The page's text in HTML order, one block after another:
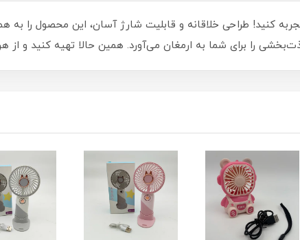
و سرگرمی را همزمان تجربه کنید! طراحی خلاقانه و قابلیت شارژ آسان، این
را برای شما به ارمغان می‌آورد. همین حالا تهیه کنید و از